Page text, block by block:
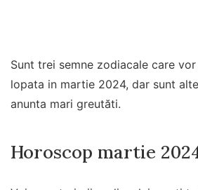
Sunt trei semne zodiacale care
lopata in martie 2024, dar sunt
anunta mari greutăti.
Horoscop martie